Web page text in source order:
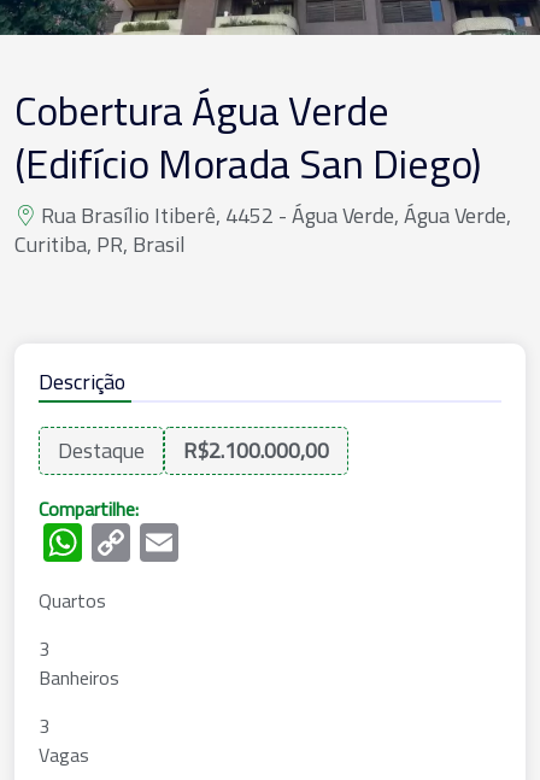
Cobertura Água Verde
(Edifício Morada San Diego)
Rua Brasílio Itiberê, 4452 - Água Verde, Água Verde,
Curitiba, PR, Brasil
Descrição
Destaque R$2.100.000,00
Compartilhe:
WhatsApp
Copy
Link
Quartos
3
Banheiros
3
Vagas